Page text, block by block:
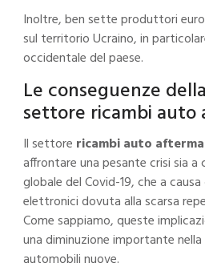
Inoltre, ben sette produttori
sul territorio Ucraino, in
occidentale del paese.
Le conseguenze
settore ricambi
Il settore ricambi auto
affrontare una pesante crisi sia a
globale del Covid-19, che a
elettronici dovuta alla scarsa
Come sappiamo, queste
una diminuzione importante
automobili nuove.